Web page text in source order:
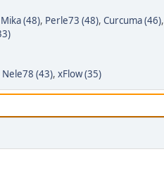
Mika (48), Perle73 (48), Curcuma (46),
Nele78 (43), xFlow (35)